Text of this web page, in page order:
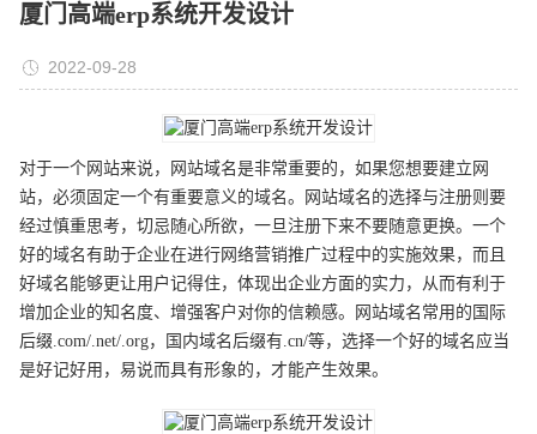
厦门高端erp系统开发设计
2022-09-28
对于一个网站来说，网站域名是非常重要的，如果您想要建立网
站，必须固定一个有重要意义的域名。网站域名的选择与注册则要
经过慎重思考，切忌随心所欲，一旦注册下来不要随意更换。一个
好的域名有助于企业在进行网络营销推广过程中的实施效果，而且
好域名能够更让用户记得住，体现出企业方面的实力，从而有利于
增加企业的知名度、增强客户对你的信赖感。网站域名常用的国际
后缀.com/.net/.org，国内域名后缀有.cn/等，选择一个好的域名应当
是好记好用，易说而具有形象的，才能产生效果。